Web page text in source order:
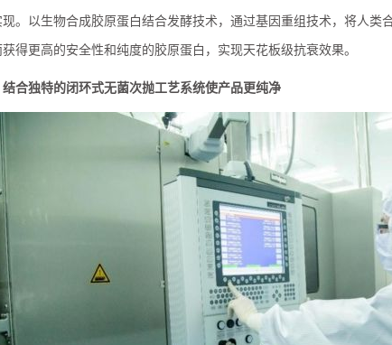
。以生物合成胶原蛋白结合发酵技术，通过基因重组技术，将人类
得更高的安全性和纯度的胶原蛋白，实现天花板级抗衰效果。
结合独特的闭环式无菌次抛工艺系统使产品更纯净